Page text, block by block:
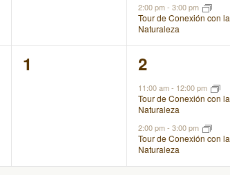
2:00 pm- 3:00 pm
Tour de Conexión con la
Naturaleza
0
1
2
eventos,
2
11:00 am- 12:00 pm
Tour de Conexión con la
Naturaleza
2:00 pm- 3:00 pm
Tour de Conexión con la
Naturaleza